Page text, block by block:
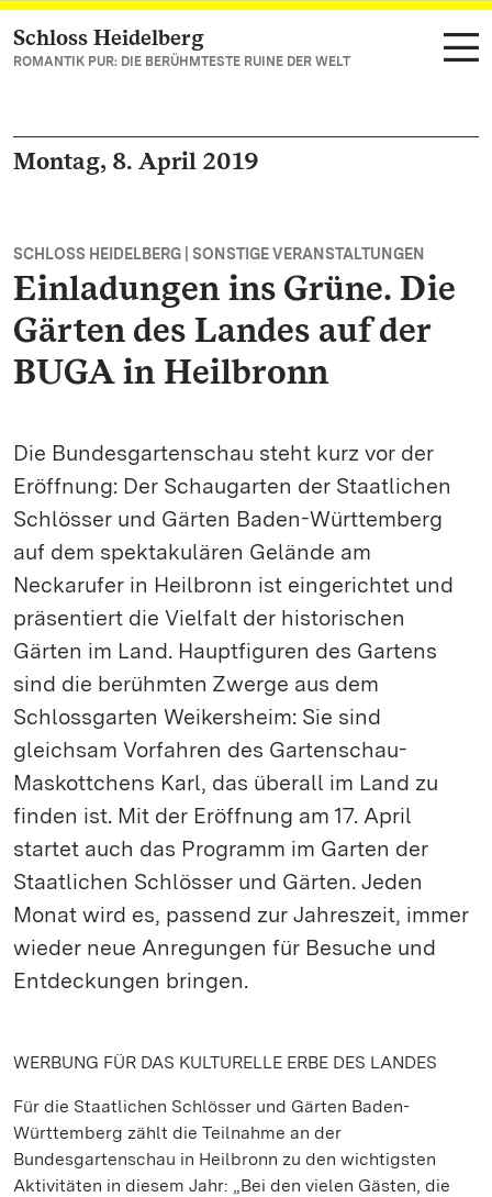
Zum Hauptinhalt springen
Schloss Heidelberg
ROMANTIK PUR: DIE BERÜHMTESTE RUINE DER WELT
Montag, 8. April 2019
SCHLOSS HEIDELBERG | SONSTIGE VERANSTALTUNGEN
Einladungen ins Grüne. Die
Gärten des Landes auf der
BUGA in Heilbronn
Die Bundesgartenschau steht kurz vor der
Eröffnung: Der Schaugarten der Staatlichen
Schlösser und Gärten Baden-Württemberg
auf dem spektakulären Gelände am
Neckarufer in Heilbronn ist eingerichtet und
präsentiert die Vielfalt der historischen
Gärten im Land. Hauptfiguren des Gartens
sind die berühmten Zwerge aus dem
Schlossgarten Weikersheim: Sie sind
gleichsam Vorfahren des Gartenschau-
Maskottchens Karl, das überall im Land zu
finden ist. Mit der Eröffnung am 17. April
startet auch das Programm im Garten der
Staatlichen Schlösser und Gärten. Jeden
Monat wird es, passend zur Jahreszeit, immer
wieder neue Anregungen für Besuche und
Entdeckungen bringen.
WERBUNG FÜR DAS KULTURELLE ERBE DES LANDES
Für die Staatlichen Schlösser und Gärten Baden-
Württemberg zählt die Teilnahme an der
Bundesgartenschau in Heilbronn zu den wichtigsten
Aktivitäten in diesem Jahr: „Bei den vielen Gästen, die